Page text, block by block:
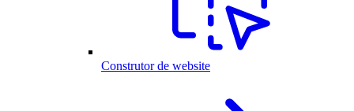
Construtor de website